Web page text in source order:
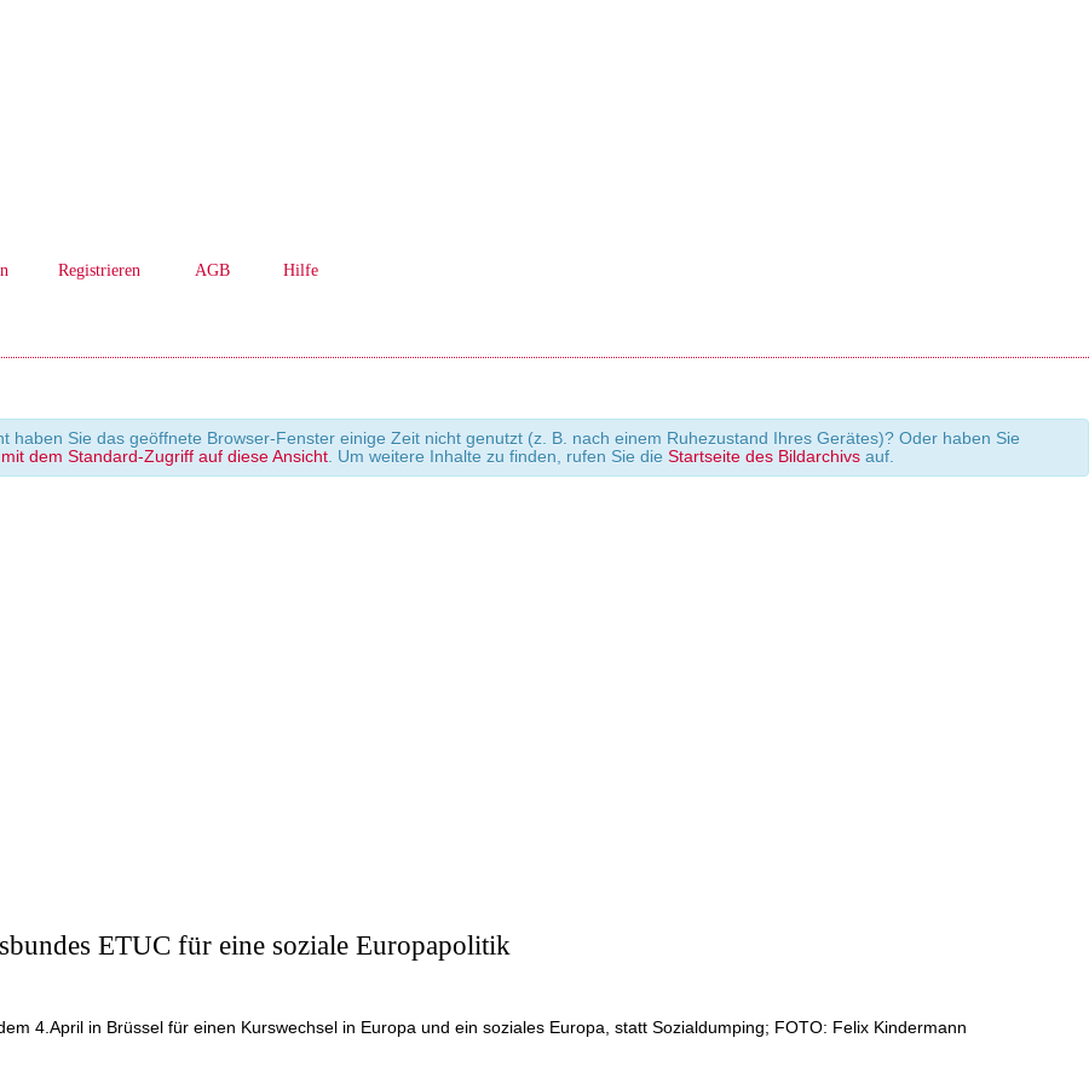
Registrieren AGB Hilfe
haben Sie das geöffnete Browser-Fenster einige Zeit nicht genutzt (z. B. nach einem Ruhezustand Ihres Gerätes)? Oder haben Sie
dem Standard-Zugriff auf diese Ansicht. Um weitere Inhalte zu finden, rufen Sie die Startseite des Bildarchivs auf.
ETUC für eine soziale Europapolitik
4.April in Brüssel für einen Kurswechsel in Europa und ein soziales Europa, statt Sozialdumping; FOTO: Felix Kindermann